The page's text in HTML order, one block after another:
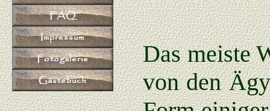
Das meiste
von den